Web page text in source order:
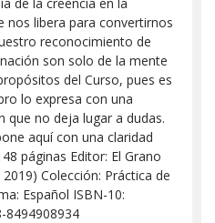
nos libera para convertirnos
reconocimiento de
son solo de la mente
del Curso, pues es
lo expresa con una
que no deja lugar a dudas.
aquí con una claridad
páginas Editor: El Grano
Colección: Práctica de
Español ISBN-10:
8494908934